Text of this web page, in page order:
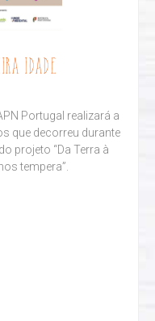
IDADE
Portugal realizará a
que decorreu durante
projeto “Da Terra à
tempera”.